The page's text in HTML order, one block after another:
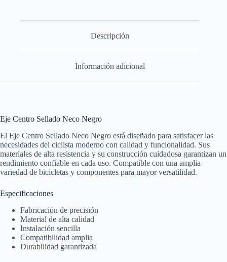
Descripción
Información adicional
Eje Centro Sellado Neco Negro
El Eje Centro Sellado Neco Negro está diseñado para satisfacer las
necesidades del ciclista moderno con calidad y funcionalidad. Sus
materiales de alta resistencia y su construcción cuidadosa garantizan un
rendimiento confiable en cada uso. Compatible con una amplia
variedad de bicicletas y componentes para mayor versatilidad.
Especificaciones
Fabricación de precisión
Material de alta calidad
Instalación sencilla
Compatibilidad amplia
Durabilidad garantizada